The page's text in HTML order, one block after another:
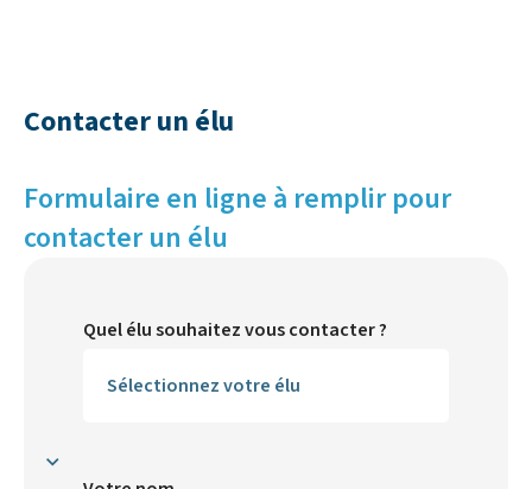
Contacter un élu
Formulaire en ligne à remplir pour
contacter un élu
Quel élu souhaitez vous contacter ?